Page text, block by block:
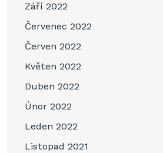
Září 2022
Červenec 2022
Červen 2022
Květen 2022
Duben 2022
Únor 2022
Leden 2022
Listopad 2021